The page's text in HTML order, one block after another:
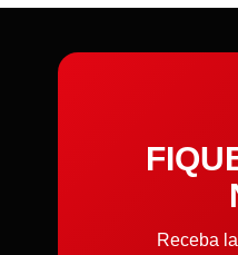
Cordas
Cordões
Cortador de Papel
Receba